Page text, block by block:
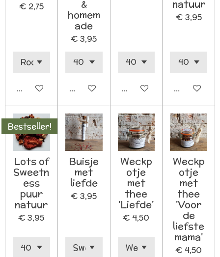
€ 2,75
In winkelwagen
&
homem
ade
€ 3,95
In winkelwagenIn winkelwagen
natuur
€ 3,95
In
Bestseller!
Lots of
Sweetn
ess
puur
natuur
€ 3,95
Buisje
met
liefde
€ 3,95
Weckp
otje
met
thee
'Liefde'
€ 4,50
Weckp
otje
met
thee
'Voor
de
liefste
mama'
€ 4,50